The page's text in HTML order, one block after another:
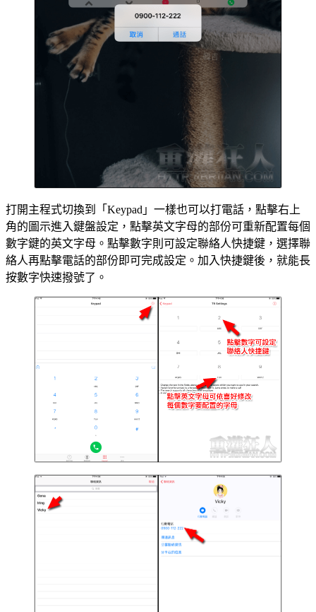
打開主程式切換到「Keypad」一樣也可以打電話，點擊右上
角的圖示進入鍵盤設定，點擊英文字母的部份可重新配置每個
數字鍵的英文字母。點擊數字則可設定聯絡人快捷鍵，選擇聯
絡人再點擊電話的部份即可完成設定。加入快捷鍵後，就能長
按數字快速撥號了。